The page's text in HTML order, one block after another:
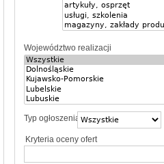
Województwo realizacji
Typ ogłoszenia
Kryteria oceny ofert